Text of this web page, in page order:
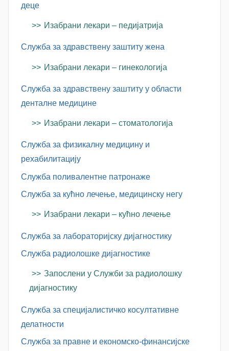
деце
Изабрани лекари – педијатрија
Служба за здравствену заштиту жена
Изабрани лекари – гинекологија
Служба за здравствену заштиту у области
денталне медицине
Изабрани лекари – стоматологија
Служба за физикалну медицину и
рехабилитацију
Служба поливалентне патронаже
Служба за кућно лечење, медицинску негу
Изабрани лекари – кућно лечење
Служба за лабораторијску дијагностику
Служба радиолошке дијагностике
Запослени у Служби за радиолошку
дијагностику
Служба за специјалистичко косултативне
делатности
Служба за правне и економско-финансијске